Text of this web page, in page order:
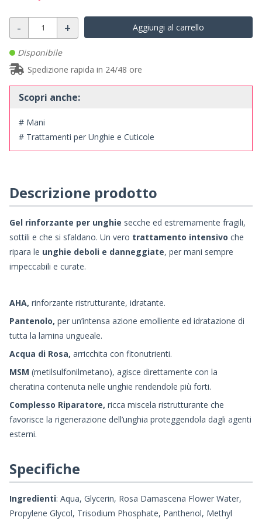
- + Aggiungi al carrello
Disponibile
Spedizione rapida in 24/48 ore
Scopri anche:
# Mani
# Trattamenti per Unghie e Cuticole
Descrizione prodotto
Gel rinforzante per unghie secche ed estremamente fragili,
sottili e che si sfaldano. Un vero trattamento intensivo che
ripara le unghie deboli e danneggiate, per mani sempre
impeccabili e curate.
AHA, rinforzante ristrutturante, idratante.
Pantenolo, per un’intensa azione emolliente ed idratazione di
tutta la lamina ungueale.
Acqua di Rosa, arricchita con fitonutrienti.
MSM (metilsulfonilmetano), agisce direttamente con la
cheratina contenuta nelle unghie rendendole più forti.
Complesso Riparatore, ricca miscela ristrutturante che
favorisce la rigenerazione dell’unghia proteggendola dagli agenti
esterni.
Specifiche
Ingredienti: Aqua, Glycerin, Rosa Damascena Flower Water,
Propylene Glycol, Trisodium Phosphate, Panthenol, Methyl